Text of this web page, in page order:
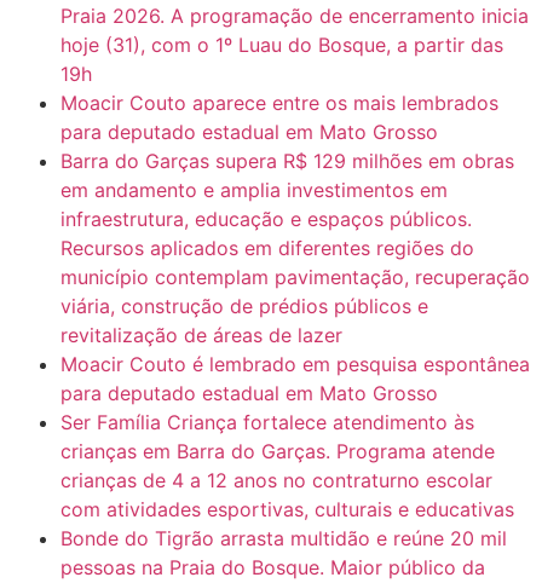
Praia 2026. A programação de encerramento inicia
hoje (31), com o 1º Luau do Bosque, a partir das
19h
Moacir Couto aparece entre os mais lembrados
para deputado estadual em Mato Grosso
Barra do Garças supera R$ 129 milhões em obras
em andamento e amplia investimentos em
infraestrutura, educação e espaços públicos.
Recursos aplicados em diferentes regiões do
município contemplam pavimentação, recuperação
viária, construção de prédios públicos e
revitalização de áreas de lazer
Moacir Couto é lembrado em pesquisa espontânea
para deputado estadual em Mato Grosso
Ser Família Criança fortalece atendimento às
crianças em Barra do Garças. Programa atende
crianças de 4 a 12 anos no contraturno escolar
com atividades esportivas, culturais e educativas
Bonde do Tigrão arrasta multidão e reúne 20 mil
pessoas na Praia do Bosque. Maior público da